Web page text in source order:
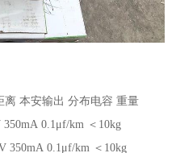
本安输出 分布电容 重量
0.1μf/km ＜10kg
350mA 0.1μf/km ＜10kg